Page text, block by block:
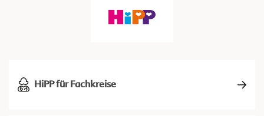
HiPP für Fachkreise